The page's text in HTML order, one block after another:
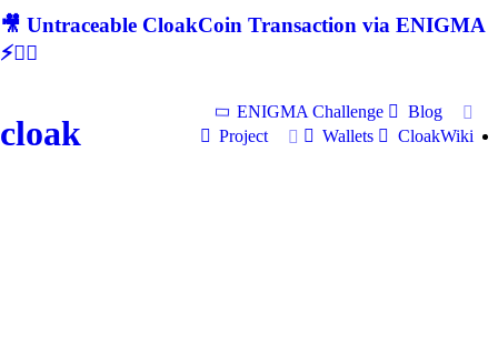
🎥 Untraceable CloakCoin Transaction via ENIGMA
⚡🕵‍♂
cloak
ENIGMA Challenge
Blog
Project
Wallets CloakWiki